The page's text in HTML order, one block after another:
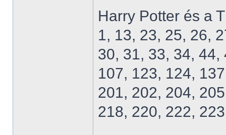
Harry Potter és a
1, 13, 23, 25, 26,
30, 31, 33, 34,
107, 123, 124,
201, 202, 204,
218, 220, 222,